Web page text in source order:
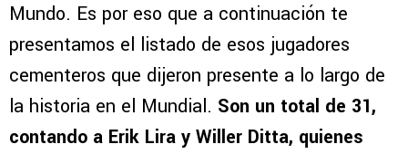
Mundo. Es por eso que a continuación te
presentamos el listado de esos jugadores
cementeros que dijeron presente a lo largo de
la historia en el Mundial. Son un total de 31,
contando a Erik Lira y Willer Ditta, quienes